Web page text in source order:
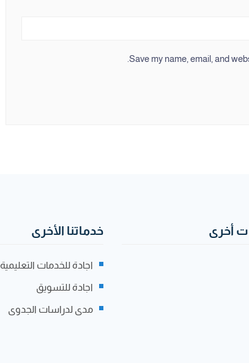
Save my name, email, and
أخرى خدماتنا الأخرى
اجادة للخدمات التعليمية
اجادة للتسويق
مدى لدراسات الجدوى